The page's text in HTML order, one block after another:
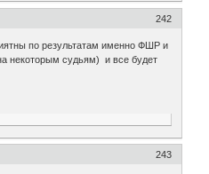
242
по результатам именно ФШР и
некоторым судьям) и все будет
243